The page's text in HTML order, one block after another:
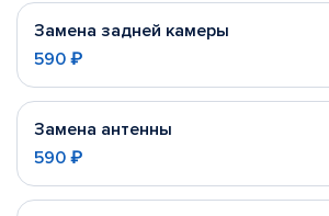
Замена задней камеры
590 ₽
Замена антенны
590 ₽